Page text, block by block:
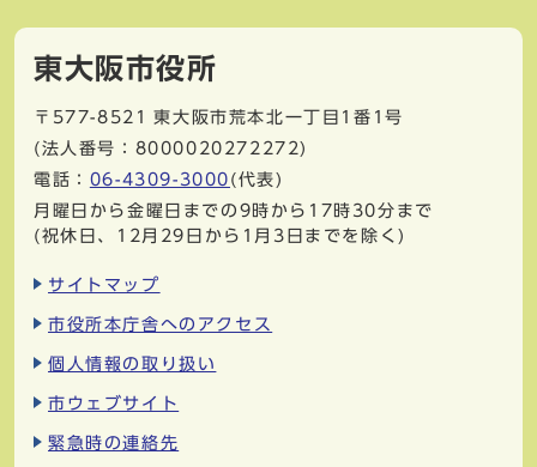
東大阪市役所
〒577-8521
東大阪市荒本北一丁目1番1号
(法人番号：8000020272272)
電話： 06-4309-3000 (代表)
月曜日から金曜日までの9時から17時30分まで
(祝休日、12月29日から1月3日までを除く)
サイトマップ
市役所本庁舎へのアクセス
個人情報の取り扱い
市ウェブサイト
緊急時の連絡先